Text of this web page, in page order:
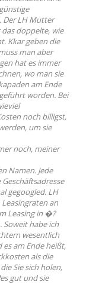
Der LH Mutter
doppelte, wie
Kkar geben die
man aber
hat es immer
wo man sie
am Ende
worden. Bei
noch billigst,
um sie
noch, meiner
Namen. Jede
gegoogled. LH
an
Leasing in �?
habe ich
wesentlich
am Ende heißt,
als die
Sie sich holen,
gut und sie